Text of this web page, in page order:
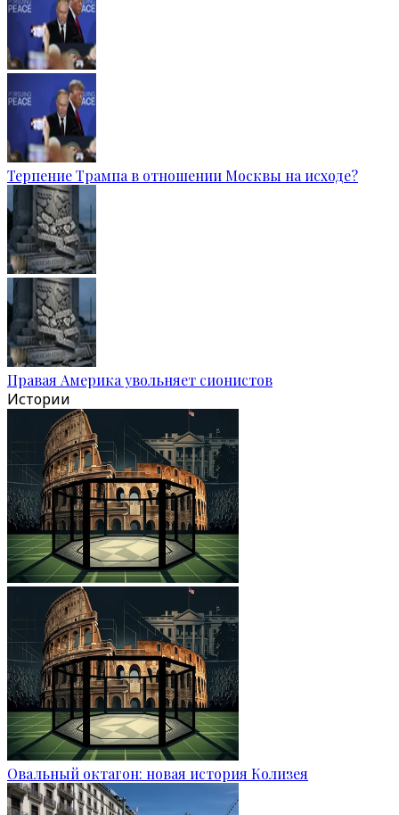
Терпение Трампа в отношении Москвы на исходе?
Правая Америка увольняет сионистов
Истории
Овальный октагон: новая история Колизея